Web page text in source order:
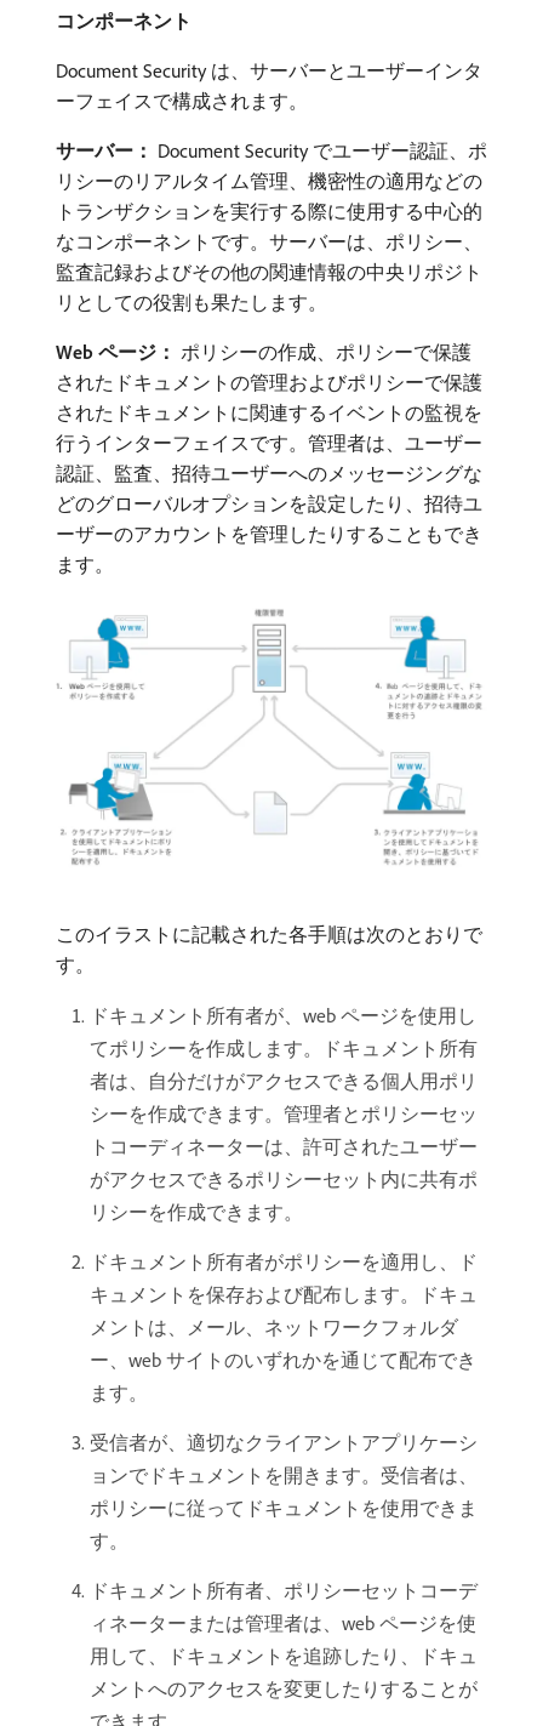
コンポーネント
Document Security は、サーバーとユーザーインタ
ーフェイスで構成されます。
サーバー： Document Security でユーザー認証、ポ
リシーのリアルタイム管理、機密性の適用などの
トランザクションを実行する際に使用する中心的
なコンポーネントです。サーバーは、ポリシー、
監査記録およびその他の関連情報の中央リポジト
リとしての役割も果たします。
Web ページ： ​ポリシーの作成、ポリシーで保護
されたドキュメントの管理およびポリシーで保護
されたドキュメントに関連するイベントの監視を
行うインターフェイスです。管理者は、ユーザー
認証、監査、招待ユーザーへのメッセージングな
どのグローバルオプションを設定したり、招待ユ
ーザーのアカウントを管理したりすることもでき
ます。
このイラストに記載された各手順は次のとおりで
す。
ドキュメント所有者が、web ページを使用し
てポリシーを作成します。ドキュメント所有
者は、自分だけがアクセスできる個人用ポリ
シーを作成できます。管理者とポリシーセッ
トコーディネーターは、許可されたユーザー
がアクセスできるポリシーセット内に共有ポ
リシーを作成できます。
ドキュメント所有者がポリシーを適用し、ド
キュメントを保存および配布します。ドキュ
メントは、メール、ネットワークフォルダ
ー、web サイトのいずれかを通じて配布でき
ます。
受信者が、適切なクライアントアプリケーシ
ョンでドキュメントを開きます。受信者は、
ポリシーに従ってドキュメントを使用できま
す。
ドキュメント所有者、ポリシーセットコーデ
ィネーターまたは管理者は、web ページを使
用して、ドキュメントを追跡したり、ドキュ
メントへのアクセスを変更したりすることが